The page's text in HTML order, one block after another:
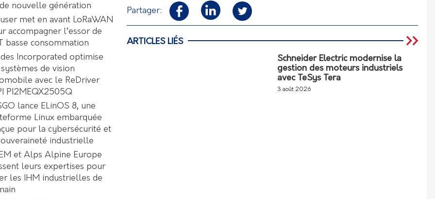
Partager:
ARTICLES LIÉS
Schneider Electric modernise la
gestion des moteurs industriels
avec TeSys Tera
3 août 2026
nouvelle génération
met en avant LoRaWAN
accompagner l’essor de
basse consommation
Incorporated optimise
de vision
avec le ReDriver
PI2MEQX2505Q
lance ELinOS 8, une
Linux embarquée
pour la cybersécurité et
industrielle
et Alps Alpine Europe
leurs expertises pour
les IHM industrielles de